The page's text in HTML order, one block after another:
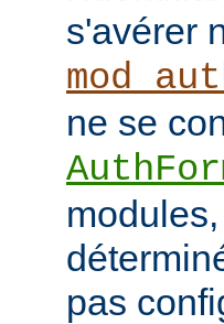
s'avérer
ne se
pas